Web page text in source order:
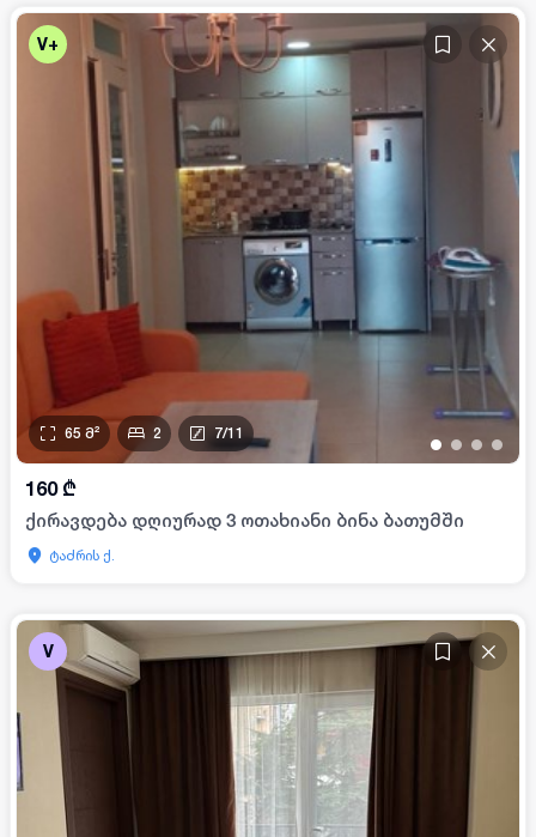
V+
• • • •
65 მ² 2 7/11
160 ₾
ქირავდება დღიურად 3 ოთახიანი ბინა ბათუმში
ტაძრის ქ.
V